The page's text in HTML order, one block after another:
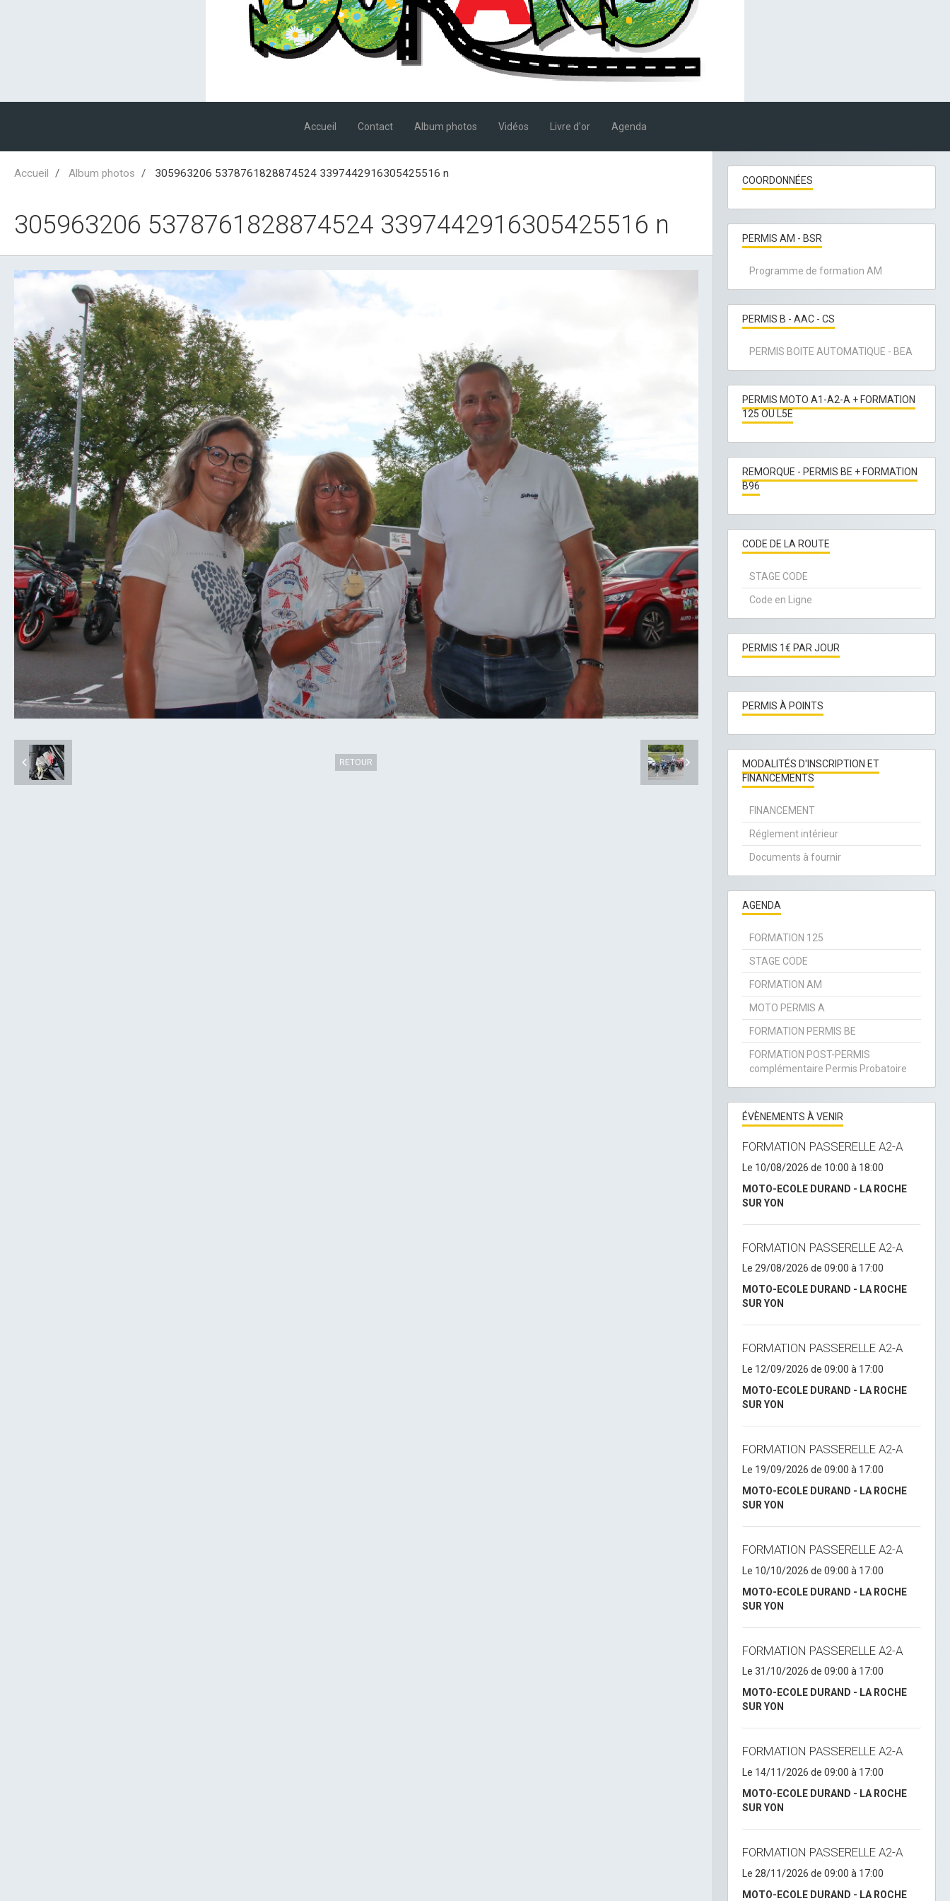
Accueil Contact Album photos Vidéos Livre d'or Agenda
Accueil Album photos 305963206 5378761828874524 3397442916305425516 n
305963206 5378761828874524 3397442916305425516 n
RETOUR
COORDONNÉES
PERMIS AM - BSR
Programme de formation AM
PERMIS B - AAC - CS
PERMIS BOITE AUTOMATIQUE - BEA
PERMIS MOTO A1-A2-A + FORMATION
125 OU L5E
REMORQUE - PERMIS BE + FORMATION
B96
CODE DE LA ROUTE
STAGE CODE
Code en Ligne
PERMIS 1€ PAR JOUR
PERMIS À POINTS
MODALITÉS D'INSCRIPTION ET
FINANCEMENTS
FINANCEMENT
Réglement intérieur
Documents à fournir
AGENDA
FORMATION 125
STAGE CODE
FORMATION AM
MOTO PERMIS A
FORMATION PERMIS BE
FORMATION POST-PERMIS
complémentaire Permis Probatoire
ÉVÈNEMENTS À VENIR
FORMATION PASSERELLE A2-A
Le 10/08/2026 de 10:00 à 18:00
MOTO-ECOLE DURAND - LA ROCHE
SUR YON
FORMATION PASSERELLE A2-A
Le 29/08/2026 de 09:00 à 17:00
MOTO-ECOLE DURAND - LA ROCHE
SUR YON
FORMATION PASSERELLE A2-A
Le 12/09/2026 de 09:00 à 17:00
MOTO-ECOLE DURAND - LA ROCHE
SUR YON
FORMATION PASSERELLE A2-A
Le 19/09/2026 de 09:00 à 17:00
MOTO-ECOLE DURAND - LA ROCHE
SUR YON
FORMATION PASSERELLE A2-A
Le 10/10/2026 de 09:00 à 17:00
MOTO-ECOLE DURAND - LA ROCHE
SUR YON
FORMATION PASSERELLE A2-A
Le 31/10/2026 de 09:00 à 17:00
MOTO-ECOLE DURAND - LA ROCHE
SUR YON
FORMATION PASSERELLE A2-A
Le 14/11/2026 de 09:00 à 17:00
MOTO-ECOLE DURAND - LA ROCHE
SUR YON
FORMATION PASSERELLE A2-A
Le 28/11/2026 de 09:00 à 17:00
MOTO-ECOLE DURAND - LA ROCHE